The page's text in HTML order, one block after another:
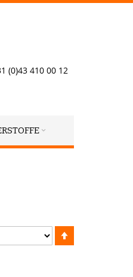
(0)43 410 00 12
sortieren